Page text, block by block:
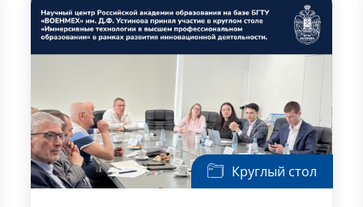
нашего города участие в форуме
приняли студенты БГТУ «ВОЕНМЕХ» им.
Круглый стол